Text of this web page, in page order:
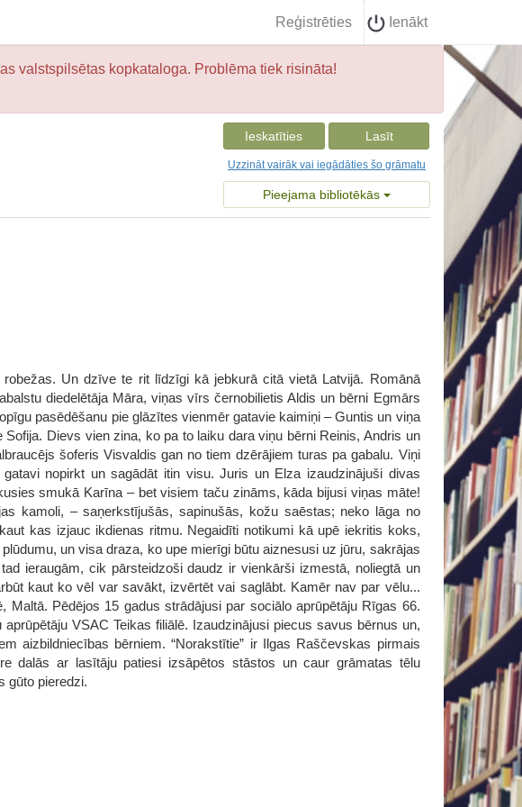
Reģistrēties Ienākt
valstspilsētas kopkataloga. Problēma tiek risināta!
Ieskatīties Lasīt
Uzzināt vairāk vai iegādāties šo grāmatu
Pieejama bibliotēkās
Un dzīve te rit līdzīgi kā jebkurā citā vietā Latvijā. Romānā
diedelētāja Māra, viņas vīrs černobilietis Aldis un bērni Egmārs
pasēdēšanu pie glāzītes vienmēr gatavie kaimiņi – Guntis un viņa
Dievs vien zina, ko pa to laiku dara viņu bērni Reinis, Andris un
šoferis Visvaldis gan no tiem dzērājiem turas pa gabalu. Viņi
nopirkt un sagādāt itin visu. Juris un Elza izaudzinājuši divas
smukā Karīna – bet visiem taču zināms, kāda bijusi viņas māte!
kamoli, – saņerkstījušās, sapinušās, kožu saēstas; neko lāga no
kas izjauc ikdienas ritmu. Negaidīti notikumi kā upē iekritis koks,
un visa draza, ko upe mierīgi būtu aiznesusi uz jūru, sakrājas
ieraugām, cik pārsteidzoši daudz ir vienkārši izmestā, noliegtā un
kaut ko vēl var savākt, izvērtēt vai saglābt. Kamēr nav par vēlu...
Maltā. Pēdējos 15 gadus strādājusi par sociālo aprūpētāju Rīgas 66.
VSAC Teikas filiālē. Izaudzinājusi piecus savus bērnus un,
aizbildniecības bērniem. “Norakstītie” ir Ilgas Raščevskas pirmais
dalās ar lasītāju patiesi izsāpētos stāstos un caur grāmatas tēlu
gūto pieredzi.